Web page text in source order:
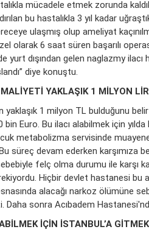
mücadele etmek zorunda
bu hastalıkla 3 yıl kadar
ulaşmış olup ameliyat
olarak 6 saat süren başarılı
yurt dışından gelen naglazmy
diye konuştu.
YAKLAŞIK 1 MİLYON
yaklaşık 1 milyon TL bulduğunu
Euro. Bu ilacı alabilmek için
metabolizma servisinde
süreç devam ederken karşımıza
felç olma durumu ile karşı
Hiçbir devlet hastanesi bu
alacağı narkoz ölümüne
sonra Acıbadem
İÇİN İSTANBUL’A